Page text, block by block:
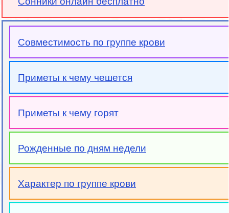
Совместимость по группе крови
Приметы к чему чешется
Приметы к чему горят
Рожденные по дням недели
Характер по группе крови